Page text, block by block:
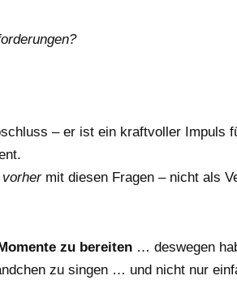
– er ist ein kraftvoller Impuls
mit diesen Fragen – nicht als
zu bereiten… deswegen
zu singen … und nicht nur